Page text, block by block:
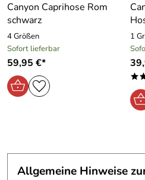
Canyon Caprihose Rom
schwarz
4 Größen
Sofort lieferbar
59,95 €*
1
Allgemeine Hinweise